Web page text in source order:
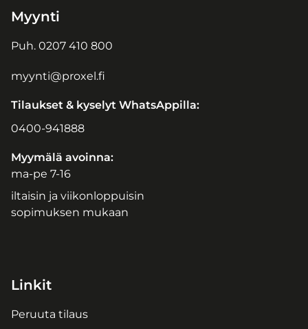
Myynti
Puh. 0207 410 800
myynti@proxel.fi
Tilaukset & kyselyt WhatsAppilla:
0400-941888
Myymälä avoinna:
ma-pe 7-16
iltaisin ja viikonloppuisin
sopimuksen mukaan
Linkit
Peruuta tilaus